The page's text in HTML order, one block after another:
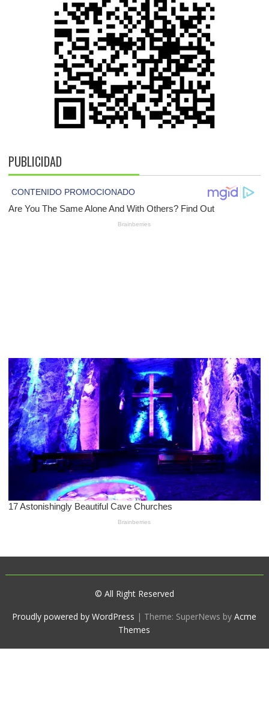
PUBLICIDAD
© All Right Reserved
Proudly powered by WordPress | Theme: SuperNews byAcme
Themes